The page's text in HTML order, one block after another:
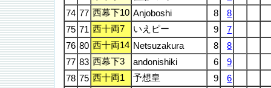
74 77 西幕下10 Anjoboshi 8
8
75 71 西十両7 いえピー 9
7
76 80 西十両14 Netsuzakura 8
8
77 83 西幕下3 andonishiki 6
9
78 75 西十両1 予想皇 9
6